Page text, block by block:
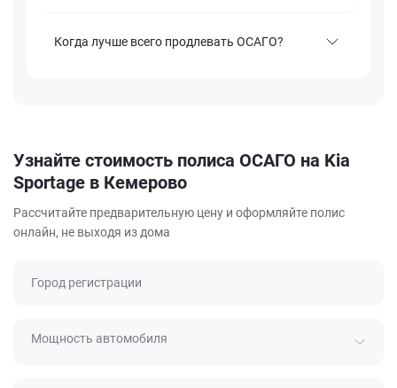
Когда лучше всего продлевать ОСАГО?
Узнайте стоимость полиса ОСАГО на Kia
Sportage в Кемерово
Рассчитайте предварительную цену и оформляйте полис
онлайн, не выходя из дома
Город регистрации
Мощность автомобиля